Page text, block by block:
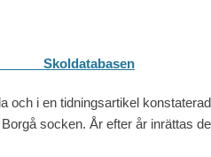
och i en tidningsartikel
socken. År efter år inrättas